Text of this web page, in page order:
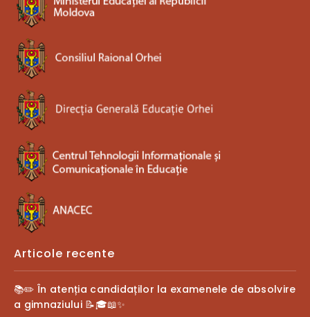
Articole recente
📚✏️ În atenția candidaților la examenele de absolvire
a gimnaziului 📝🎓📖✨